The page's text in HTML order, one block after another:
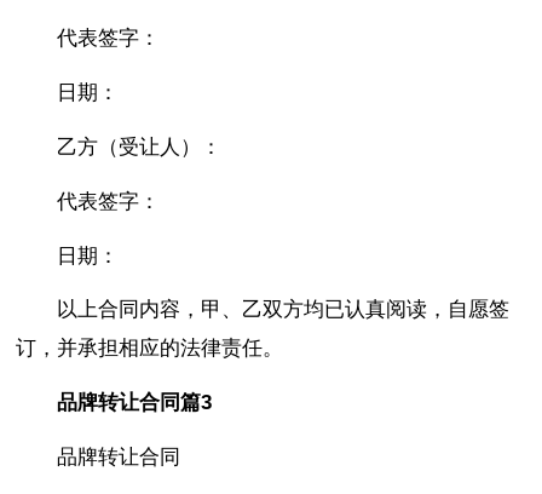
代表签字：
日期：
乙方（受让人）：
代表签字：
日期：
以上合同内容，甲、乙双方均已认真阅读，自愿签
订，并承担相应的法律责任。
品牌转让合同篇3
品牌转让合同